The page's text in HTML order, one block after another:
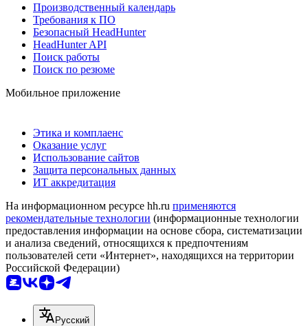
Производственный календарь
Требования к ПО
Безопасный HeadHunter
HeadHunter API
Поиск работы
Поиск по резюме
Мобильное приложение
Этика и комплаенс
Оказание услуг
Использование сайтов
Защита персональных данных
ИТ аккредитация
На информационном ресурсе hh.ru применяются
рекомендательные технологии (информационные технологии
предоставления информации на основе сбора, систематизации
и анализа сведений, относящихся к предпочтениям
пользователей сети «Интернет», находящихся на территории
Российской Федерации)
Русский